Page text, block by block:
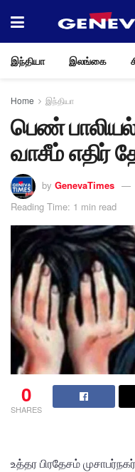
இந்தியா இலங்கை
Home இந்தியா
பெண்
வாசீம் எதிர்
by GenevaTimes
Reading Time: 1 min read
0
SHARES
உத்தர பிரதேசம்